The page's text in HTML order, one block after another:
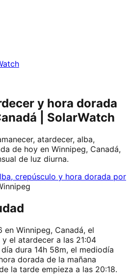
y hora dorada
| SolarWatch
atardecer, alba,
de hoy en Winnipeg, Canadá,
de luz diurna.
crepúsculo y hora dorada por
Winnipeg, Canadá, el
el atardecer a las 21:04
dura 14h 58m, el mediodía
dorada de la mañana
la tarde empieza a las 20:18.